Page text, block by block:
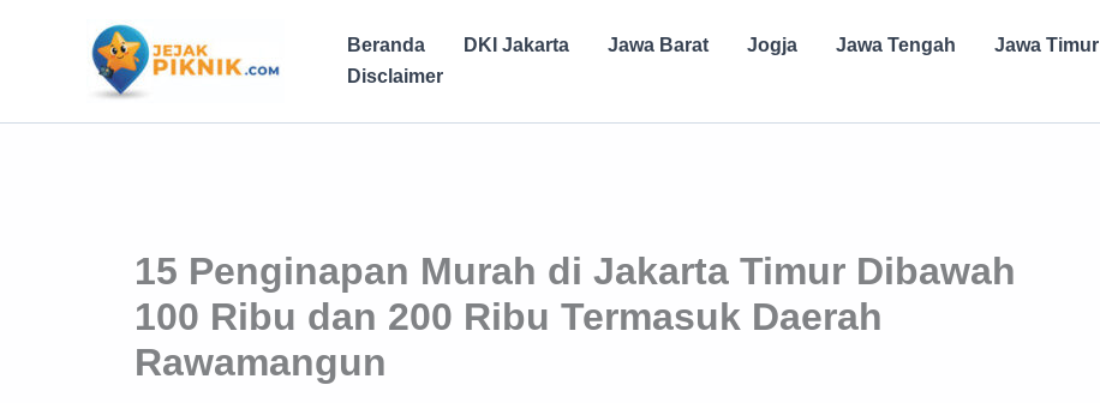
Beranda DKI Jakarta Jawa Barat Jogja Jawa Tengah Jawa Timur
Disclaimer
15 Penginapan Murah di Jakarta Timur Dibawah
100 Ribu dan 200 Ribu Termasuk Daerah
Rawamangun